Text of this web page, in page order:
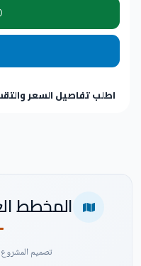
اطلب تفاصيل السعر
المخطط
تصميم